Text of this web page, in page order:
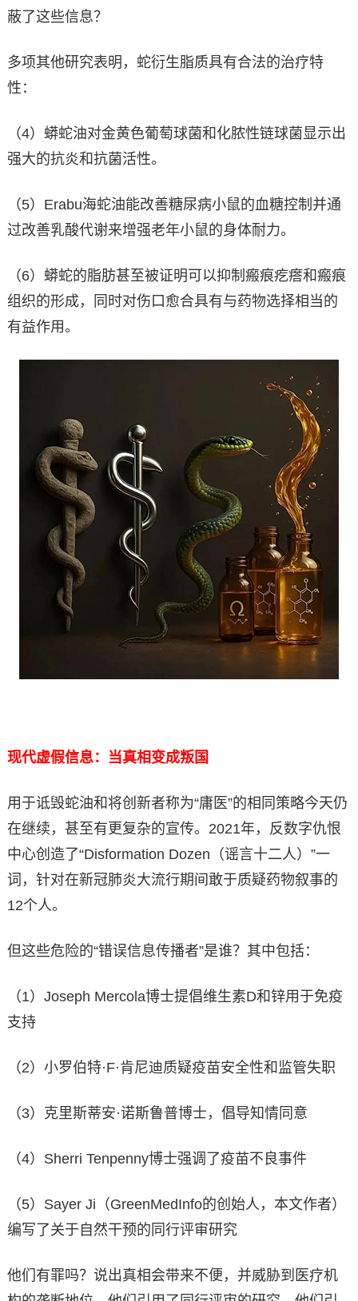
蔽了这些信息？
多项其他研究表明，蛇衍生脂质具有合法的治疗特
性：
（4）蟒蛇油对金黄色葡萄球菌和化脓性链球菌显示出
强大的抗炎和抗菌活性。
（5）Erabu海蛇油能改善糖尿病小鼠的血糖控制并通
过改善乳酸代谢来增强老年小鼠的身体耐力。
（6）蟒蛇的脂肪甚至被证明可以抑制瘢痕疙瘩和瘢痕
组织的形成，同时对伤口愈合具有与药物选择相当的
有益作用。
现代虚假信息：当真相变成叛国
用于诋毁蛇油和将创新者称为“庸医”的相同策略今天仍
在继续，甚至有更复杂的宣传。2021年，反数字仇恨
中心创造了“Disformation Dozen（谣言十二人）”一
词，针对在新冠肺炎大流行期间敢于质疑药物叙事的
12个人。
但这些危险的“错误信息传播者”是谁？其中包括：
（1）Joseph Mercola博士提倡维生素D和锌用于免疫
支持
（2）小罗伯特·F·肯尼迪质疑疫苗安全性和监管失职
（3）克里斯蒂安·诺斯鲁普博士，倡导知情同意
（4）Sherri Tenpenny博士强调了疫苗不良事件
（5）Sayer Ji（GreenMedInfo的创始人，本文作者）
编写了关于自然干预的同行评审研究
他们有罪吗？说出真相会带来不便，并威胁到医疗机